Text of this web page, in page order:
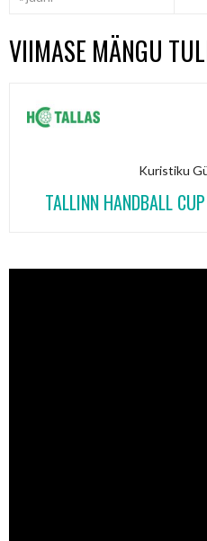
VIIMASE MÄNGU
Kuristiku
TALLINN HANDBALL